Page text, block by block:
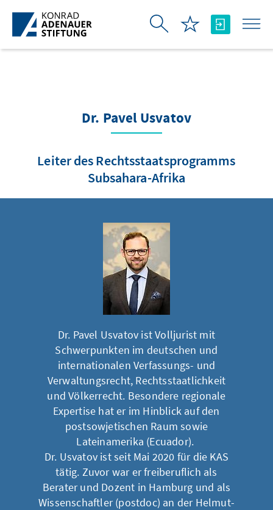
Skip to Main Content
Dr. Pavel Usvatov
Leiter des Rechtsstaatsprogramms
Subsahara-Afrika
Dr. Pavel Usvatov ist Volljurist mit
Schwerpunkten im deutschen und
internationalen Verfassungs- und
Verwaltungsrecht, Rechtsstaatlichkeit
und Völkerrecht. Besondere regionale
Expertise hat er im Hinblick auf den
postsowjetischen Raum sowie
Lateinamerika (Ecuador).
Dr. Usvatov ist seit Mai 2020 für die KAS
tätig. Zuvor war er freiberuflich als
Berater und Dozent in Hamburg und als
Wissenschaftler (postdoc) an der Helmut-